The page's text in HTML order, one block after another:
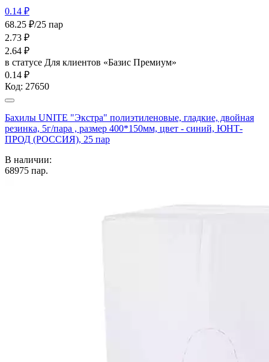
0.14 ₽
68.25 ₽/25 пар
2.73 ₽
2.64 ₽
в статусе Для клиентов «Базис Премиум»
0.14 ₽
Код: 27650
Бахилы UNITE "Экстра" полиэтиленовые, гладкие, двойная
резинка, 5г/пара , размер 400*150мм, цвет - синий, ЮНТ-
ПРОД (РОССИЯ), 25 пар
В наличии:
68975 пар.